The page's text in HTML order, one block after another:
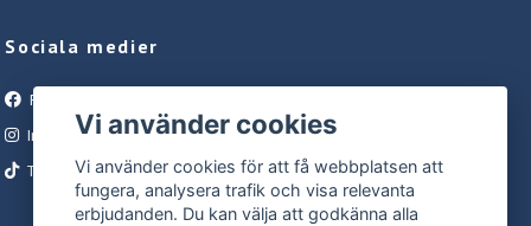
Sociala medier
Facebook
Instagram
Tiktok
Vi använder cookies
Vi använder cookies för att få webbplatsen att
fungera, analysera trafik och visa relevanta
erbjudanden. Du kan välja att godkänna alla